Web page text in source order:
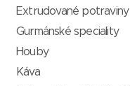
Extrudované potraviny
Gurmánské speciality
Houby
Káva